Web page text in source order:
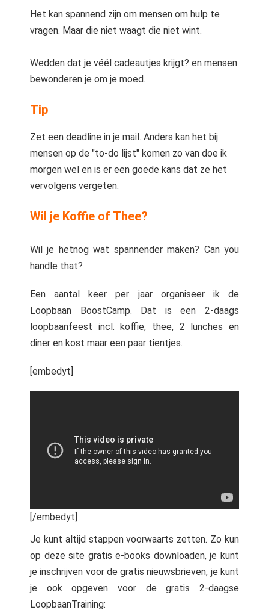
Het kan spannend zijn om mensen om hulp te
vragen. Maar die niet waagt die niet wint.
Wedden dat je véél cadeautjes krijgt? en mensen
bewonderen je om je moed.
Tip
Zet een deadline in je mail. Anders kan het bij
mensen op de "to-do lijst" komen zo van doe ik
morgen wel en is er een goede kans dat ze het
vervolgens vergeten.
Wil je Koffie of Thee?
Wil je hetnog wat spannender maken? Can you
handle that?
Een aantal keer per jaar organiseer ik de
Loopbaan BoostCamp. Dat is een 2-daags
loopbaanfeest incl. koffie, thee, 2 lunches en
diner en kost maar een paar tientjes.
[embedyt]
[/embedyt]
Je kunt altijd stappen voorwaarts zetten. Zo kun
op deze site gratis e-books downloaden, je kunt
je inschrijven voor de gratis nieuwsbrieven, je kunt
je ook opgeven voor de gratis 2-daagse
LoopbaanTraining: